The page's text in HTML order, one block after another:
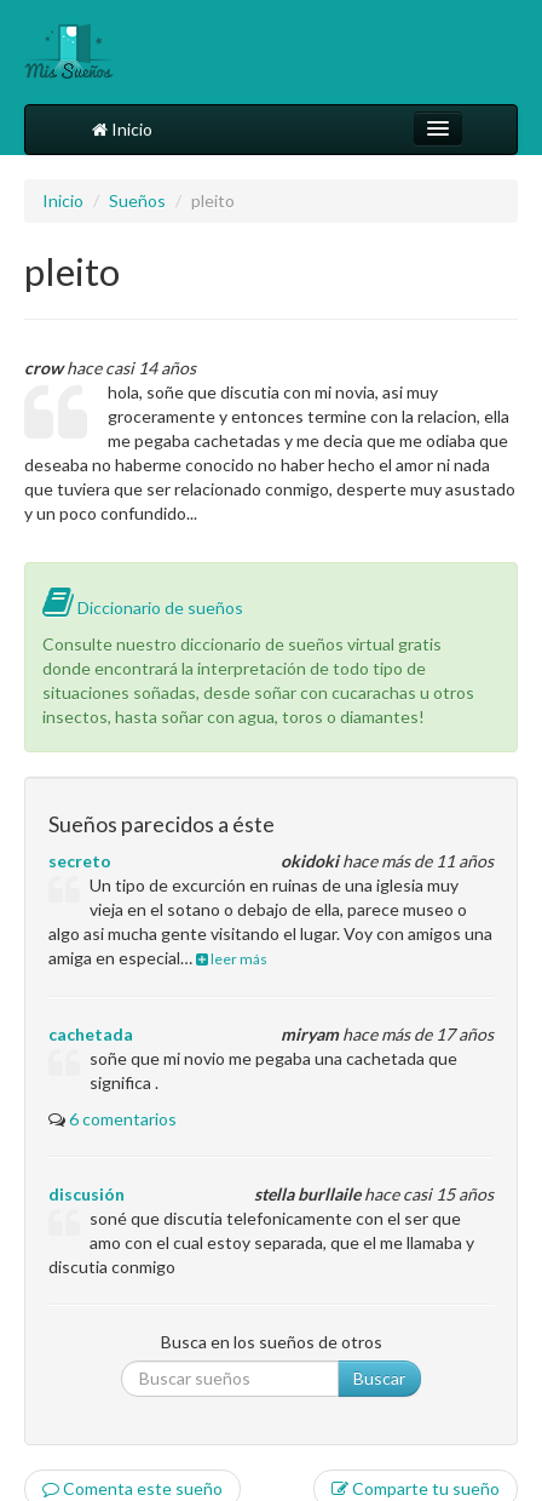
Inicio
Más
Inicio / Sueños / pleito
pleito
crowhace casi 14 años
hola, soñe que discutia con mi novia, asi muy
groceramente y entonces termine con la relacion, ella
me pegaba cachetadas y me decia que me odiaba que
deseaba no haberme conocido no haber hecho el amor ni nada
que tuviera que ser relacionado conmigo, desperte muy asustado
y un poco confundido...
Diccionario de sueños
Consulte nuestro diccionario de sueños virtual gratis
donde encontrará la interpretación de todo tipo de
situaciones soñadas, desde soñar con cucarachas u otros
insectos, hasta soñar con agua, toros o diamantes!
Sueños parecidos a éste
okidokihace más de 11 años
secreto
Un tipo de excurción en ruinas de una iglesia muy
vieja en el sotano o debajo de ella, parece museo o
algo asi mucha gente visitando el lugar. Voy con amigos una
amiga en especial…
leer más
miryamhace más de 17 años
cachetada
soñe que mi novio me pegaba una cachetada que
significa .
6 comentarios
stella burllailehace casi 15 años
discusión
soné que discutia telefonicamente con el ser que
amo con el cual estoy separada, que el me llamaba y
discutia conmigo
Busca en los sueños de otros
Buscar
Comenta este sueño Comparte tu sueño